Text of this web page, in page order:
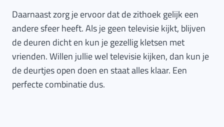
Daarnaast zorg je ervoor dat de zithoek gelijk een
andere sfeer heeft. Als je geen televisie kijkt, blijven
de deuren dicht en kun je gezellig kletsen met
vrienden. Willen jullie wel televisie kijken, dan kun je
de deurtjes open doen en staat alles klaar. Een
perfecte combinatie dus.